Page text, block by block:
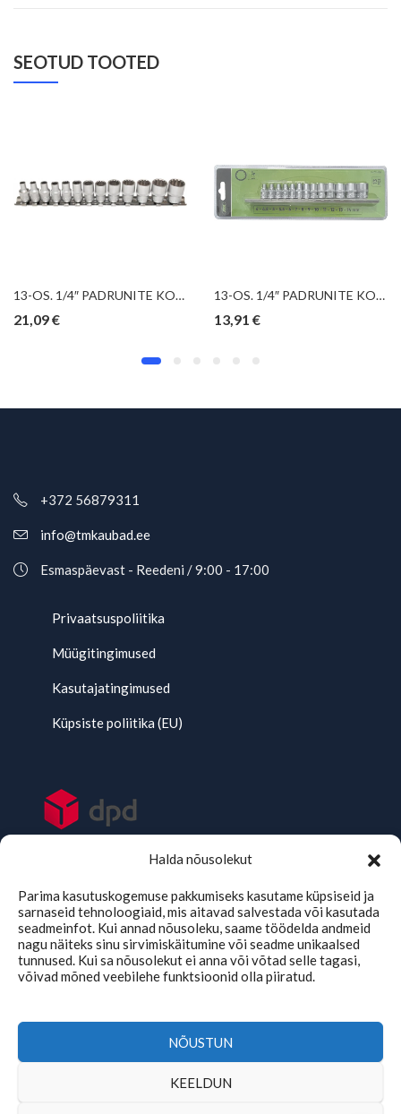
Halda nõusolekut
Parima kasutuskogemuse pakkumiseks kasutame küpsiseid ja
sarnaseid tehnoloogiaid, mis aitavad salvestada või kasutada
seadmeinfot. Kui annad nõusoleku, saame töödelda andmeid
nagu näiteks sinu sirvimiskäitumine või seadme unikaalsed
tunnused. Kui sa nõusolekut ei anna või võtad selle tagasi,
võivad mõned veebilehe funktsioonid olla piiratud.
NÕUSTUN
KEELDUN
SEOTUD TOOTED
13-OS. 1/4″ PADRUNITE KOMPLEKT 4-14MM, MULTILOCK, SIINIL TRIUMF
21,09€
13-OS. 1/4″ PADRUNITE KOMPLEKT 4-14MM, 12-KANT, METALLSIINIL JBM
13,91 €
+372 56879311
info@tmkaubad.ee
Esmaspäevast - Reedeni / 9:00 - 17:00
Privaatsuspoliitika
Müügitingimused
Kasutajatingimused
Küpsiste poliitika (EU)